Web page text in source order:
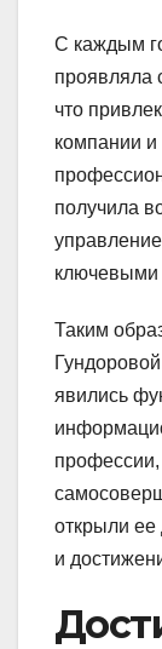
С каждым
проявляла
что
компании
получила
ключевыми
Таким
явились
открыли ее
и